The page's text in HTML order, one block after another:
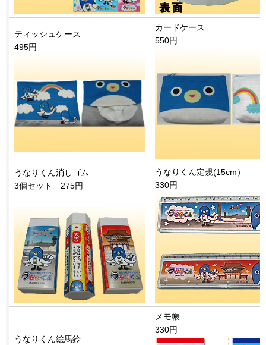
ティッシュケース
495円
カードケース
550円
うなりくん消しゴム
3個セット 275円
うなりくん定規(15cm）
330円
うなりくん絵馬鈴
メモ帳
330円